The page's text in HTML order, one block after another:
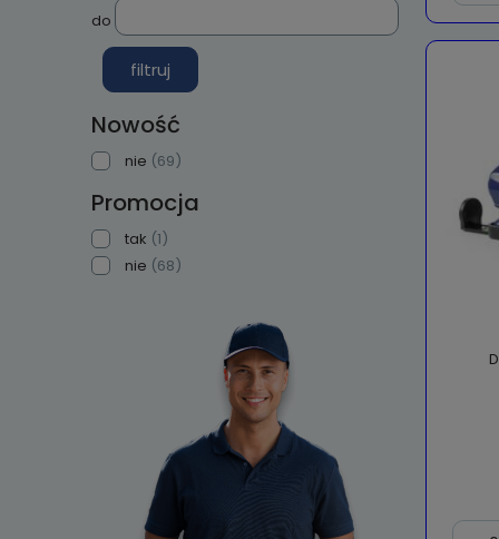
do
filtruj
Nowość
nie (69)
Promocja
tak (1)
nie (68)